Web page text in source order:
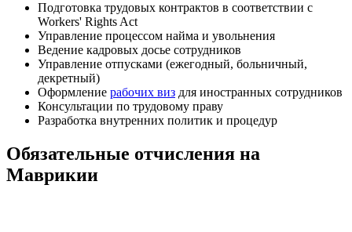
Подготовка трудовых контрактов в соответствии с
Workers' Rights Act
Управление процессом найма и увольнения
Ведение кадровых досье сотрудников
Управление отпусками (ежегодный, больничный,
декретный)
Оформление рабочих виз для иностранных сотрудников
Консультации по трудовому праву
Разработка внутренних политик и процедур
Обязательные отчисления на
Маврикии